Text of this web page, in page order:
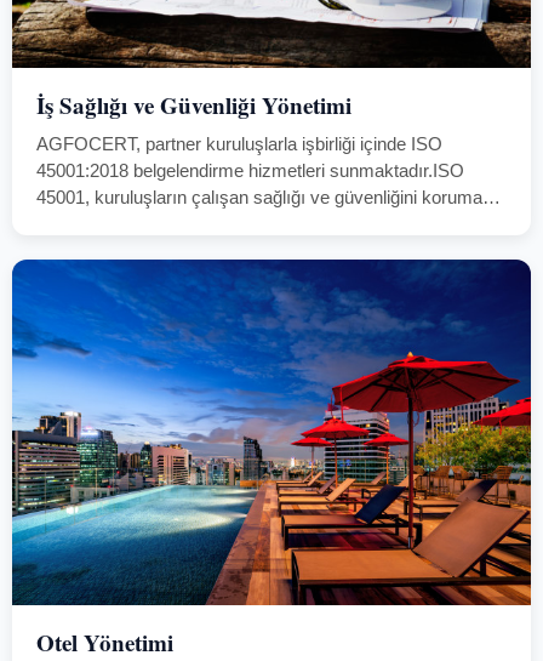
İş Sağlığı ve Güvenliği Yönetimi
AGFOCERT, partner kuruluşlarla işbirliği içinde ISO
45001:2018 belgelendirme hizmetleri sunmaktadır.ISO
45001, kuruluşların çalışan sağlığı ve güvenliğini korumak,
kurmasını sağlar.Bu standart, her sektörden…
Otel Yönetimi